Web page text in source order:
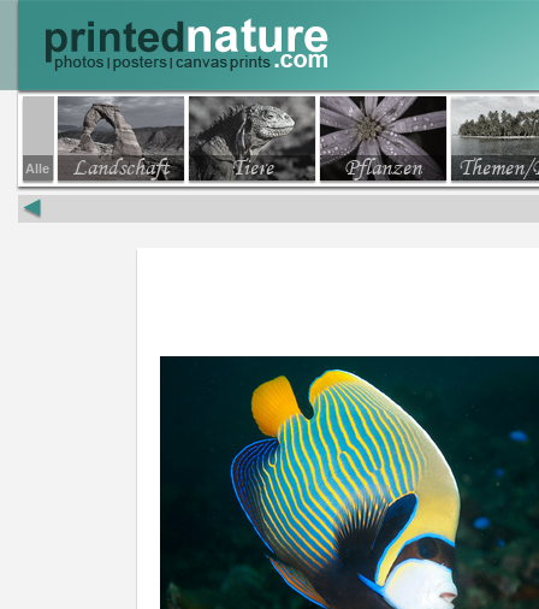
Alle Landschaft Tiere Pflanzen